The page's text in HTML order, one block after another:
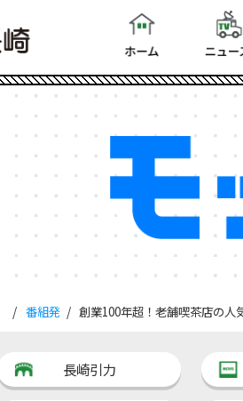
番組発 創業100年超！老舗喫茶店の人
長崎引力